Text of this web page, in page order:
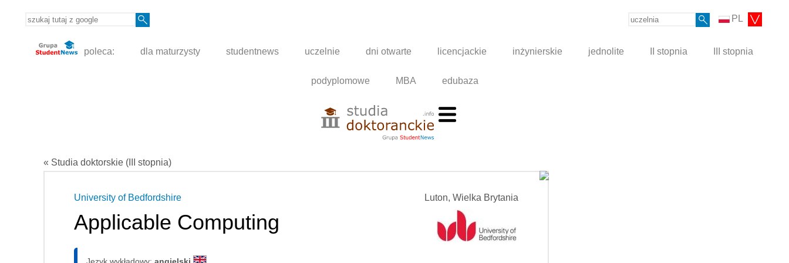
PL
poleca: dla maturzysty studentnews uczelnie dni otwarte licencjackie inżynierskie jednolite II stopnia III stopnia
podyplomowe MBA edubaza
« Studia doktorskie (III stopnia)
Luton, Wielka Brytania
University of Bedfordshire
Applicable Computing
Język wykładowy: angielski